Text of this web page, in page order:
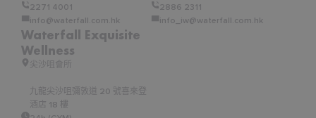
2271 4001
info@waterfall.com.hk
2886 2311
info_iw@waterfall.com.hk
Waterfall Exquisite
Wellness
尖沙咀會所
九龍尖沙咀彌敦道 20 號喜來登
酒店 18 樓